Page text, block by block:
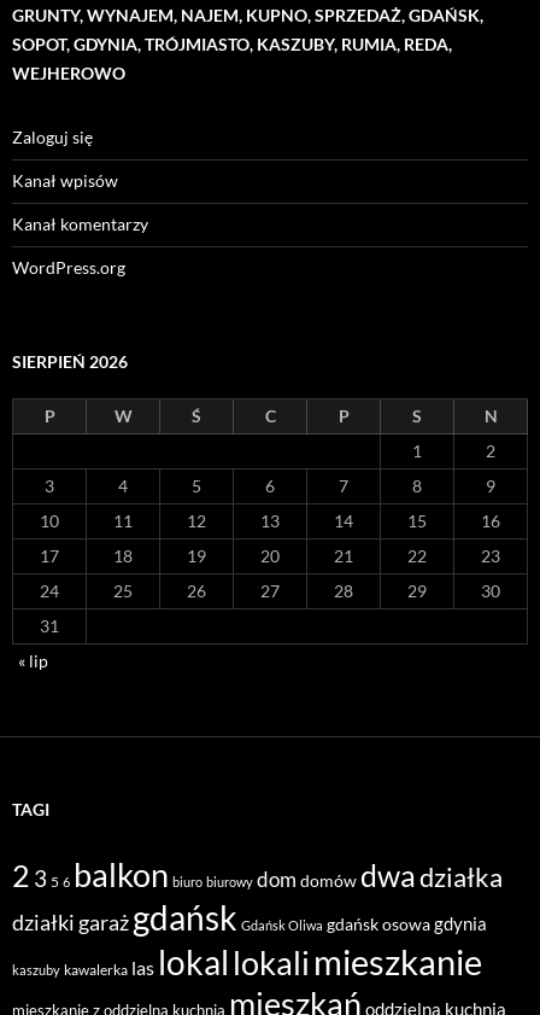
GRUNTY, WYNAJEM, NAJEM, KUPNO, SPRZEDAŻ, GDAŃSK,
SOPOT, GDYNIA, TRÓJMIASTO, KASZUBY, RUMIA, REDA,
WEJHEROWO
Zaloguj się
Kanał wpisów
Kanał komentarzy
WordPress.org
SIERPIEŃ 2026
P W Ś C P S
N
1
2
3
4 5 6 7 8
9
10
11 12 13 14 15
16
17
18 19 20 21 22
23
24
25 26 27 28 29
30
31
« lip
TAGI
2 3 5 6 balkon biuro biurowy dom domów dwadziałka
działki garażgdańsk Gdańsk Oliwa gdańsk osowagdynia
kaszuby kawalerka las lokal lokalimieszkanie
mieszkanie z oddzielną kuchnią mieszkań oddzielna kuchnia